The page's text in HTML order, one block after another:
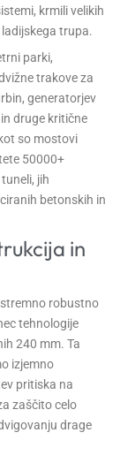
krmili velikih
trupa.
parki,
trakove za
generatorjev
druge kritične
so mostovi
50000+
jih
betonskih in
in
robustno
tehnologije
240 mm. Ta
izjemno
pritiska na
zaščito celo
drage